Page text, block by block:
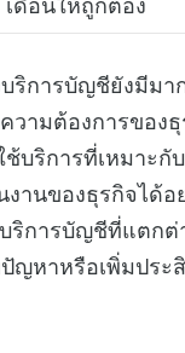
บริการบัญชียังมีม
วามต้องการของ
บริการที่เหมาะกั
านของธุรกิจได้อ
ริการบัญชีที่แตกต่
ญหาหรือเพิ่มปร